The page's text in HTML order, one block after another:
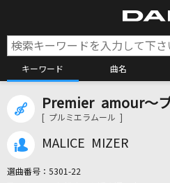
キーワード 曲名
カラオケ
Premier amour～
[ プルミエラムール ]
MALICE MIZER
選曲番号： 5301-22